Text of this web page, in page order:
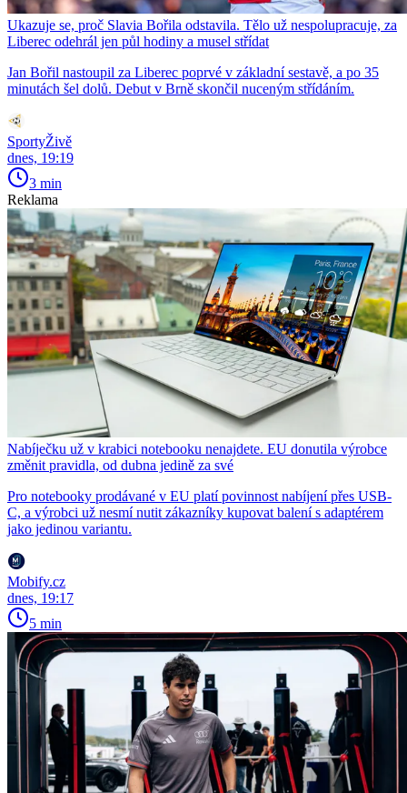
Ukazuje se, proč Slavia Bořila odstavila. Tělo už nespolupracuje, za
Liberec odehrál jen půl hodiny a musel střídat
Jan Bořil nastoupil za Liberec poprvé v základní sestavě, a po 35
minutách šel dolů. Debut v Brně skončil nuceným střídáním.
SportyŽivě
dnes, 19:19
3 min
Reklama
Nabíječku už v krabici notebooku nenajdete. EU donutila výrobce
změnit pravidla, od dubna jedině za své
Pro notebooky prodávané v EU platí povinnost nabíjení přes USB-
C, a výrobci už nesmí nutit zákazníky kupovat balení s adaptérem
jako jedinou variantu.
Mobify.cz
dnes, 19:17
5 min